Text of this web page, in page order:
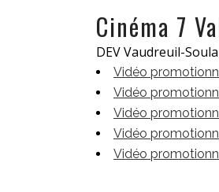
Cinéma 7
DEV Vaudreuil-
Vidéo
Vidéo
Vidéo
Vidéo
Vidéo